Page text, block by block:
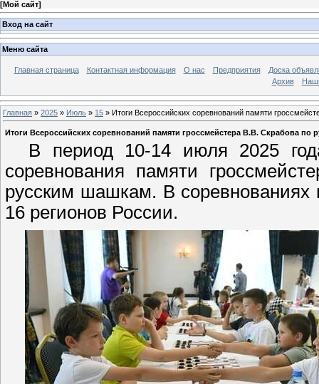
[Мой сайт]
Вход на сайт
Меню сайта
Главная страница Контактная информация О нас Предприятия
Доска
Архив
Главная » 2025 » Июль » 15 » Итоги Всероссийских соревнований памяти
Итоги Всероссийских соревнований памяти гроссмейстера В.В. Скрабова по
В период 10-14 июля 2025
соревнования памяти
русским шашкам. В соревнованиях
16 регионов России.